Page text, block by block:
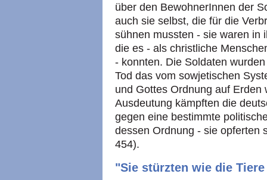
über den BewohnerInnen der
auch sie selbst, die für die
sühnen mussten - sie waren in
die es - als christliche
- konnten. Die Soldaten
Tod das vom sowjetischen
und Gottes Ordnung auf Erden
Ausdeutung kämpften die
gegen eine bestimmte
dessen Ordnung - sie opferten
454).
"Sie stürzten wie die